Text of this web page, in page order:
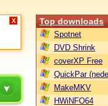
X Top downloads
Spotnet
DVD Shrink
coverXP Free
QuickPar
MakeMKV
HWiNFO64